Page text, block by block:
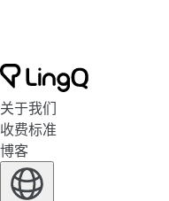
关于我们
收费标准
博客